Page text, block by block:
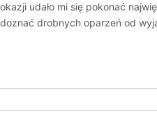
okazji udało mi się pokonać
doznać drobnych oparzeń od